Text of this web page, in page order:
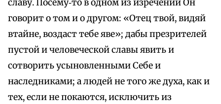
славу. Посему‑то в одном из изречений Он
говорит о том и о другом: «Отец твой, видяй
втайне, воздаст тебе яве»; дабы презрителей
пустой и человеческой славы явить и
сотворить усыновленными Себе и
наследниками; а людей не того же духа, как и
тех, если не покаются, исключить из